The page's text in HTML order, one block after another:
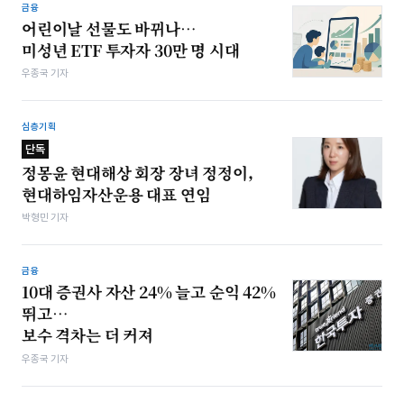
금융
어린이날 선물도 바뀌나…
미성년 ETF 투자자 30만 명 시대
우종국 기자
심층기획
단독
정몽윤 현대해상 회장 장녀 정정이,
현대하임자산운용 대표 연임
박형민 기자
금융
10대 증권사 자산 24% 늘고 순익 42%
뛰고…
보수 격차는 더 커져
우종국 기자